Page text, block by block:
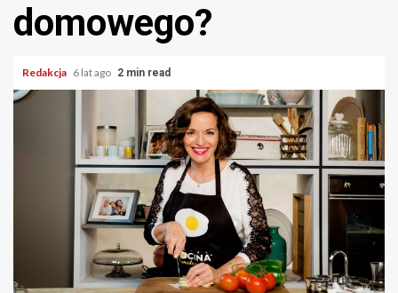
domowego?
Redakcja 6 lat ago 2 min read